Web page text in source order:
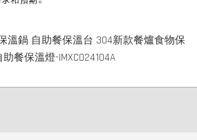
溫鍋 自助餐保溫台 304新款餐爐食物保
餐保溫燈-IMXC024104A